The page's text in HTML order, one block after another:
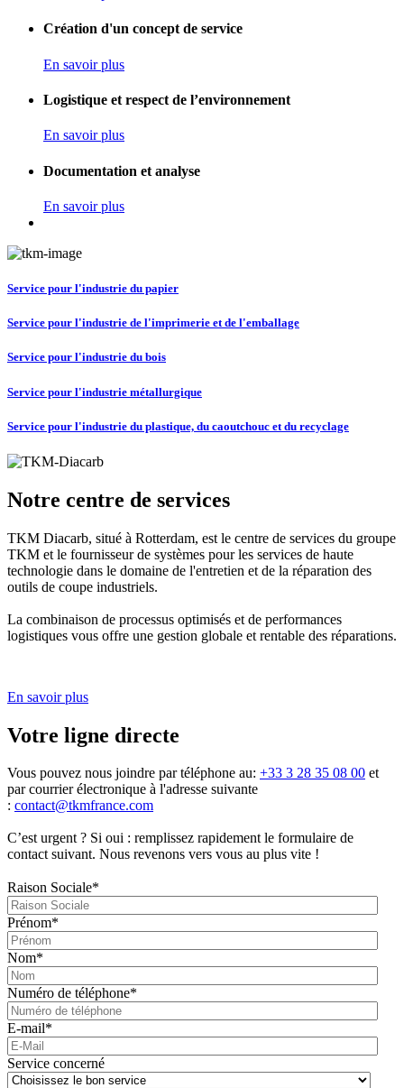
Création d'un concept de service
En savoir plus
Logistique et respect de l’environnement
En savoir plus
Documentation et analyse
En savoir plus
Service pour l'industrie du papier
Service pour l'industrie de l'imprimerie et de l'emballage
Service pour l'industrie du bois
Service pour l'industrie métallurgique
Service pour l'industrie du plastique, du caoutchouc et du recyclage
Notre centre de services
TKM Diacarb, situé à Rotterdam, est le centre de services du groupe
TKM et le fournisseur de systèmes pour les services de haute
technologie dans le domaine de l'entretien et de la réparation des
outils de coupe industriels.
La combinaison de processus optimisés et de performances
logistiques vous offre une gestion globale et rentable des réparations.
En savoir plus
Votre ligne directe
Vous pouvez nous joindre par téléphone au: +33 3 28 35 08 00 et
par courrier électronique à l'adresse suivante
: contact@tkmfrance.com
C’est urgent ? Si oui : remplissez rapidement le formulaire de
contact suivant. Nous revenons vers vous au plus vite !
Raison Sociale*
Prénom*
Nom*
Numéro de téléphone*
E-mail*
Service concerné